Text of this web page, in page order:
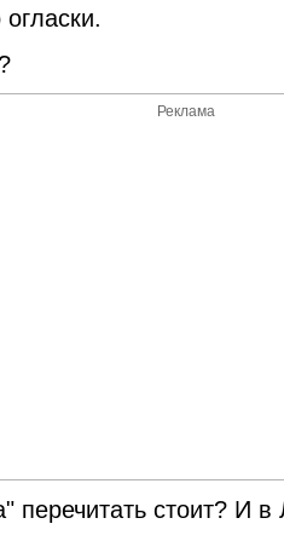
Реклама
перечитать стоит? И